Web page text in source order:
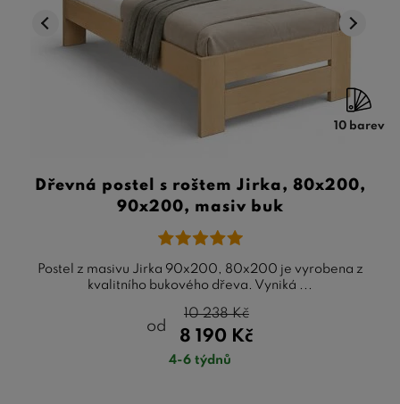
10 barev
Dřevná postel s roštem Jirka, 80x200,
90x200, masiv buk
Postel z masivu Jirka 90x200, 80x200 je vyrobena z
kvalitního bukového dřeva. Vyniká ...
od
8 190 Kč
10 238Kč
4-6 týdnů